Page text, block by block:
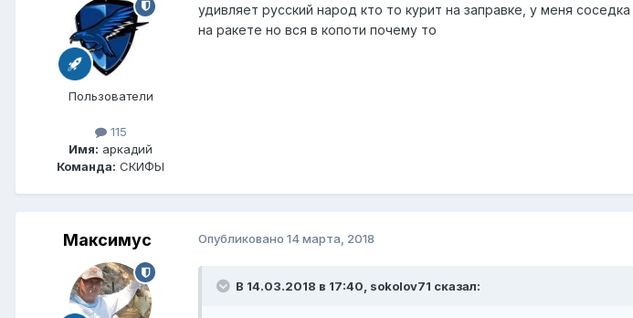
Пользователи
115
Имя: аркадий
Команда: СКИФЫ
удивляет русский народ кто то курит на заправке, у меня
на ракете но вся в копоти почему то
Максимус Опубликовано 14 марта, 2018
В 14.03.2018 в 17:40, sokolov71 сказал: